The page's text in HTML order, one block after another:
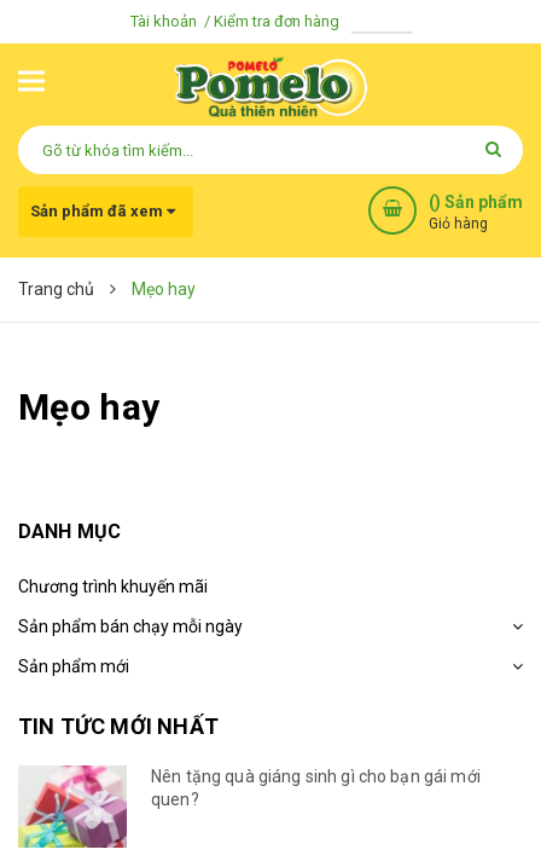
Tài khoản Kiểm tra đơn hàng
Sản phẩm đã xem
Bạn chưa xem sản phẩm nào
() Sản phẩm
Giỏ hàng
Trang chủ Mẹo hay
Mẹo hay
DANH MỤC
Chương trình khuyến mãi
Sản phẩm bán chạy mỗi ngày
Sản phẩm mới
TIN TỨC MỚI NHẤT
Nên tặng quà giáng sinh gì cho bạn gái mới
quen?